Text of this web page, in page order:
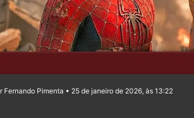
Fernando Pimenta • 25 de janeiro de 2026, às 13:22